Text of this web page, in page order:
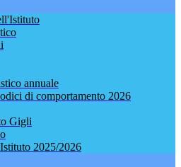
annuale
di comportamento 2026
Gigli
2025/2026